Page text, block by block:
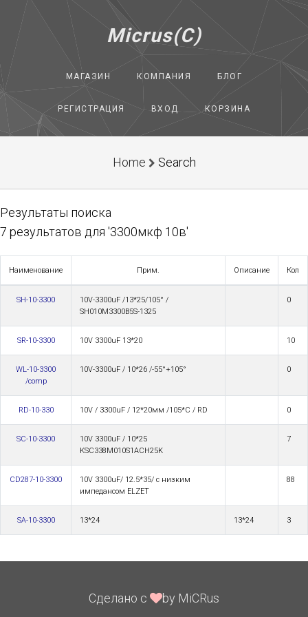
Micrus(C)
МАГАЗИН КОМПАНИЯ БЛОГ
РЕГИСТРАЦИЯ ВХОД КОРЗИНА
Home Search
Результаты поиска
7 результатов для '3300мкф 10в'
Наименование Прим. Описание Кол
SH-10-3300
10V-3300uF /13*25/105° /
SH010M3300B5S-1325
0
SR-10-3300 10V 3300uF 13*20 10
WL-10-3300
/comp
10V-3300uF / 10*26 /-55°+105° 0
RD-10-330 10V / 3300uF / 12*20мм /105*C / RD 0
SС-10-3300
10V 3300uF / 10*25
KSC338M010S1ACH25K
7
CD287-10-3300
10V 3300uF/ 12.5*35/ с низким
импедансом ELZET
88
SA-10-3300 13*24 13*24 3
Сделано с by MiCRus